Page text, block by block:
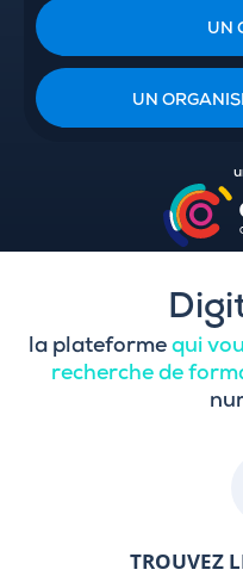
UN
UN
la plateforme qui
recherche de
TROUVEZ